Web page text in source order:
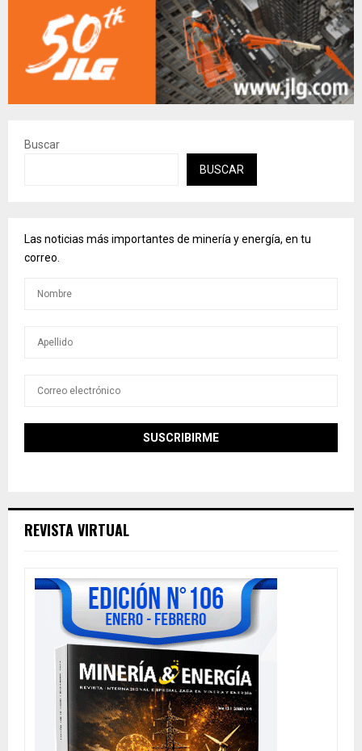
Buscar
BUSCAR
Las noticias más importantes de minería y energía, en tu
correo.
REVISTA VIRTUAL